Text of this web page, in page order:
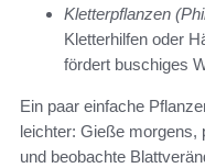
Kletterpflanzen
Kletterhilfen oder
fördert buschiges
Ein paar einfache
leichter: Gieße morgens,
und beobachte